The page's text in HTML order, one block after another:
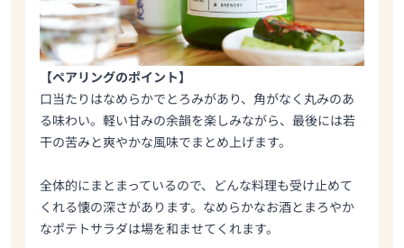
【ペアリングのポイント】
口当たりはなめらかでとろみがあり、角がなく丸みのあ
る味わい。軽い甘みの余韻を楽しみながら、最後には若
干の苦みと爽やかな風味でまとめ上げます。
全体的にまとまっているので、どんな料理も受け止めて
くれる懐の深さがあります。 なめらかなお酒とまろやか
なポテトサラダは場を和ませてくれます。